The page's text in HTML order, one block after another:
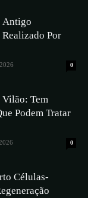
Antigo
Por
0
Vilão: Tem
Podem Tratar
0
Células-